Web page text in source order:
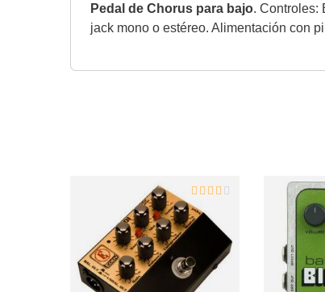
Pedal de Chorus para bajo. Controles:
jack mono o estéreo. Alimentación con